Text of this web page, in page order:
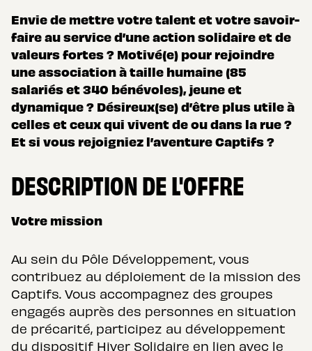
Envie de mettre votre talent et votre savoir-
faire au service d’une action solidaire et de
valeurs fortes ? Motivé(e) pour rejoindre
une association à taille humaine (85
salariés et 340 bénévoles), jeune et
dynamique ? Désireux(se) d’être plus utile à
celles et ceux qui vivent de ou dans la rue ?
Et si vous rejoigniez l’aventure Captifs ?
DESCRIPTION DE L'OFFRE
Votre mission
Au sein du Pôle Développement, vous
contribuez au déploiement de la mission des
Captifs. Vous accompagnez des groupes
engagés auprès des personnes en situation
de précarité, participez au développement
du dispositif Hiver Solidaire en lien avec le